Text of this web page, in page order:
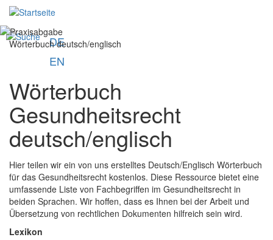
Direkt
zum
Inhalt
DE
EN
Image
Wörterbuch deutsch/englisch
Wörterbuch
Gesundheitsrecht
deutsch/englisch
Hier teilen wir ein von uns erstelltes Deutsch/Englisch Wörterbuch
für das Gesundheitsrecht kostenlos. Diese Ressource bietet eine
umfassende Liste von Fachbegriffen im Gesundheitsrecht in
beiden Sprachen. Wir hoffen, dass es Ihnen bei der Arbeit und
Übersetzung von rechtlichen Dokumenten hilfreich sein wird.
Lexikon